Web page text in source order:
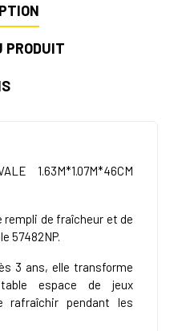
PRODUIT
1.63M*1.07M*46CM
de fraîcheur et de
57482NP.
3 ans, elle transforme
espace de jeux
rafraîchir pendant les